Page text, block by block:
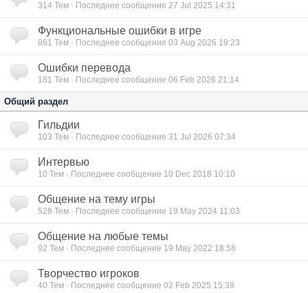
314 Тем · Последнее сообщение 27 Jul 2025 14:31
Функциональные ошибки в игре
861 Тем · Последнее сообщение 03 Aug 2026 19:23
Ошибки перевода
181 Тем · Последнее сообщение 06 Feb 2026 21:14
Общий раздел
Гильдии
103 Тем · Последнее сообщение 31 Jul 2026 07:34
Интервью
10 Тем · Последнее сообщение 10 Dec 2018 10:10
Общение на тему игры
528 Тем · Последнее сообщение 19 May 2024 11:03
Общение на любые темы
92 Тем · Последнее сообщение 19 May 2022 18:58
Творчество игроков
40 Тем · Последнее сообщение 02 Feb 2025 15:38